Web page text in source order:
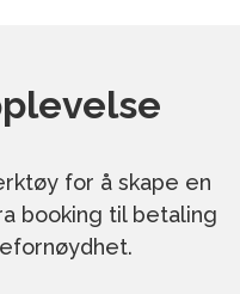
for å skape en
booking til betaling